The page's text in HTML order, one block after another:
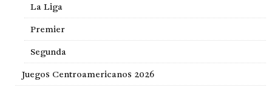
La Liga
Premier
Segunda
Juegos Centroamericanos 2026